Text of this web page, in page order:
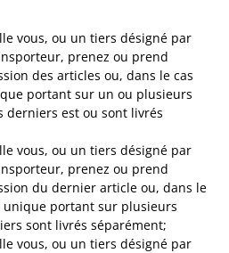
vous, ou un tiers désigné par
prenez ou prend
des articles ou, dans le cas
portant sur un ou plusieurs
derniers est ou sont livrés
vous, ou un tiers désigné par
prenez ou prend
du dernier article ou, dans le
unique portant sur plusieurs
sont livrés séparément;
vous, ou un tiers désigné par